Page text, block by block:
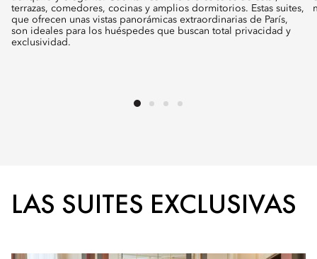
terrazas, comedores, cocinas y amplios dormitorios. Estas suites,
que ofrecen unas vistas panorámicas extraordinarias de París,
son ideales para los huéspedes que buscan total privacidad y
exclusividad.
LAS SUITES EXCLUSIVAS